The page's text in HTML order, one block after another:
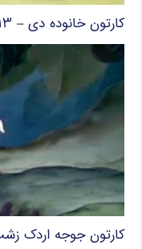
کارتون خانوده دی – ۱۳ قسمتی (دوبله فارسی)
کارتون جوجه اردک